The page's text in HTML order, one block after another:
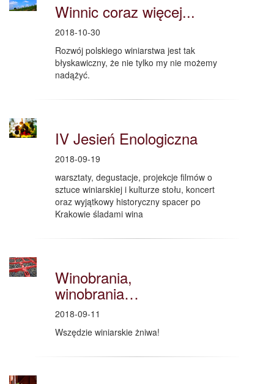
Winnic coraz więcej...
2018-10-30
Rozwój polskiego winiarstwa jest tak
błyskawiczny, że nie tylko my nie możemy
nadążyć.
IV Jesień Enologiczna
2018-09-19
warsztaty, degustacje, projekcje filmów o
sztuce winiarskiej i kulturze stołu, koncert
oraz wyjątkowy historyczny spacer po
Krakowie śladami wina
Winobrania,
winobrania…
2018-09-11
Wszędzie winiarskie żniwa!